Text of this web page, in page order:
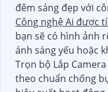
đêm sáng đẹp với
Công nghệ Ai được
bạn sẽ có hình ảnh
ánh sáng yếu hoặc
Trọn bộ Lắp
theo chuẩn chống